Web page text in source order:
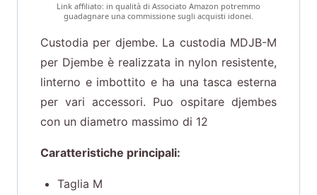
Link affiliato: in qualità di Associato Amazon potremmo
guadagnare una commissione sugli acquisti idonei.
Custodia per djembe. La custodia MDJB-M
per Djembe è realizzata in nylon resistente,
linterno e imbottito e ha una tasca esterna
per vari accessori. Puo ospitare djembes
con un diametro massimo di 12
Caratteristiche principali:
Taglia M